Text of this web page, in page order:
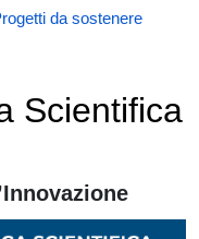
da sostenere
Scientifica